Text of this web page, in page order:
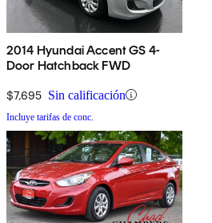
2014 Hyundai Accent GS 4-
Door Hatchback FWD
$7,695 Sin calificación
Incluye tarifas de conc.